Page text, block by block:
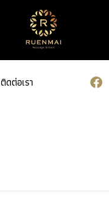
ติดต่อเรา